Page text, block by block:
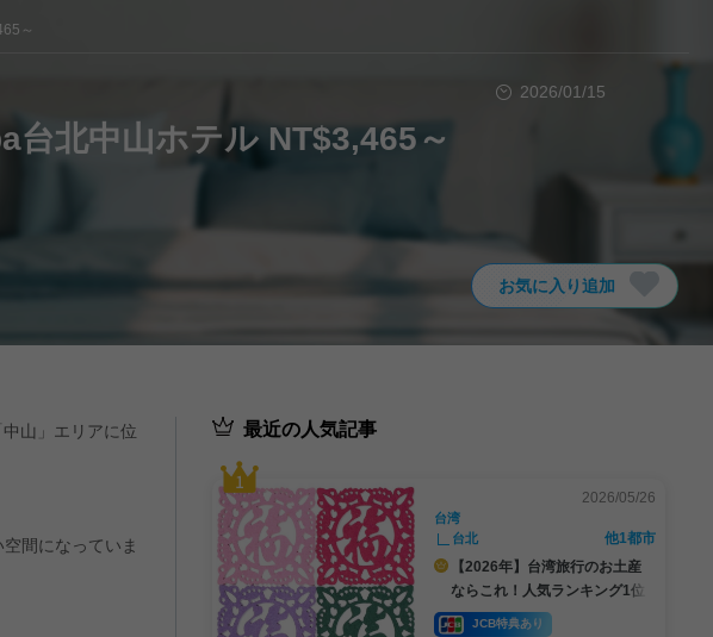
～
2026/01/15
台北中山ホテル NT$3,465～
お気に入り追加
山」エリアに位
間になっていま
最近の人気記事
2026/05/26
台湾
台北
他1都市
【2026年】台湾旅行のお土産
ならこれ！人気ランキング1位
～10位
JCB特典あり